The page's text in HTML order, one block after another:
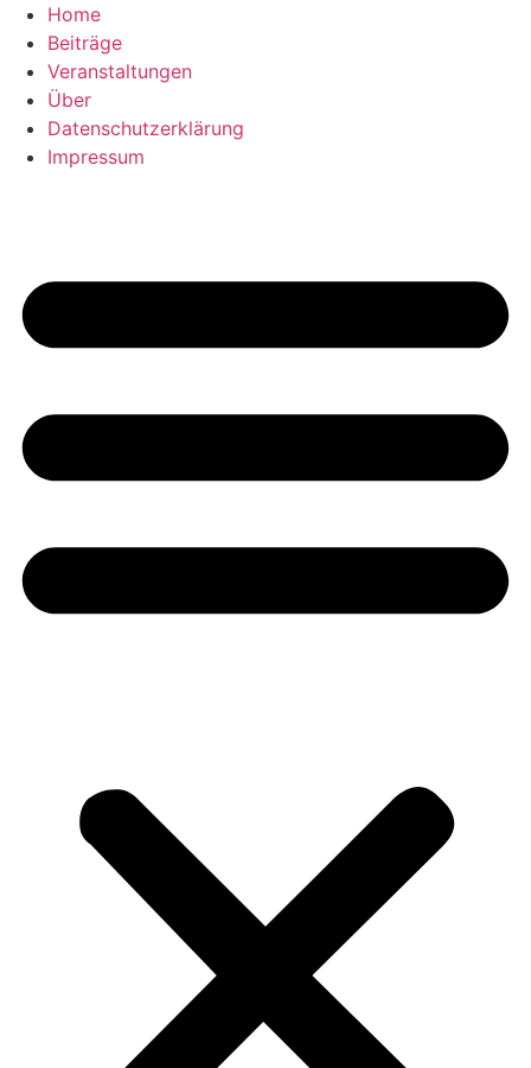
Home
Beiträge
Veranstaltungen
Über
Datenschutzerklärung
Impressum